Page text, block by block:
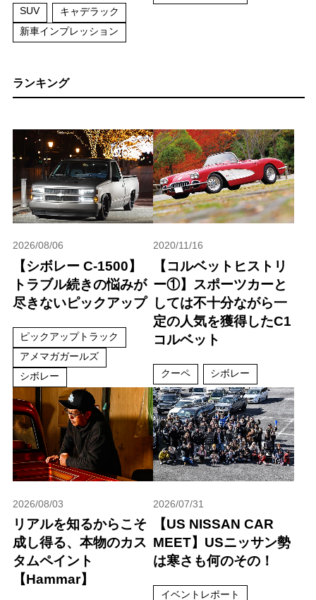
SUV
キャデラック
新車インプレッション
ランキング
2026/08/06
【シボレー C-1500】
トラブル続きの悩みが
尽きないピックアップ
ピックアップトラック
アメマガガールズ
シボレー
2020/11/16
【コルベットヒストリ
ー①】スポーツカーと
しては不十分ながら一
定の人気を獲得したC1
コルベット
クーペ シボレー
2026/08/03
リアルを知るからこそ
成し得る、本物のカス
タムペイント
【Hammar】
2026/07/31
【US NISSAN CAR
MEET】USニッサン勢
は寒さも何のその！
イベントレポート